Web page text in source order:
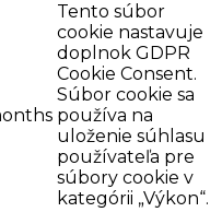
Tento súbor
cookie nastavuje
doplnok GDPR
Cookie Consent.
Súbor cookie sa
používa na
uloženie súhlasu
používateľa pre
súbory cookie v
kategórii „Výkon“.